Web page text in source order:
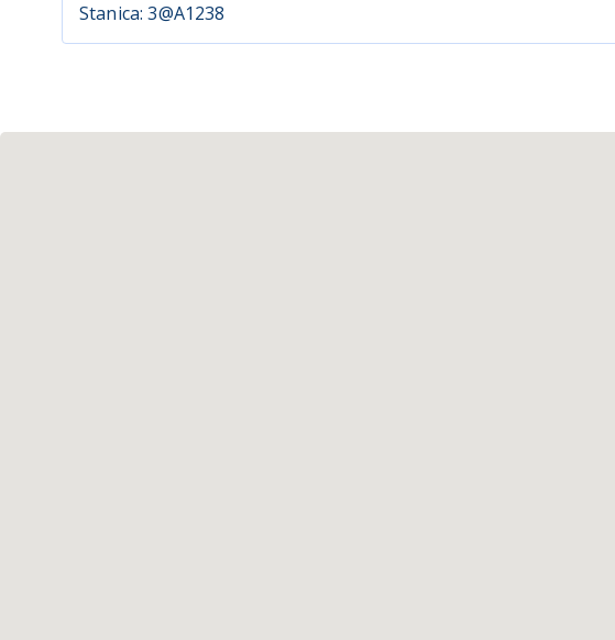
Stanica: 3@A1238